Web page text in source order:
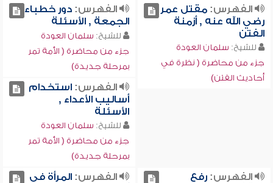
الفهرس:مقتل عمر
رضي الله عنه , أزمنة
الفتن
للشيخ: سلمان العودة
جزء من محاضرة ( نظرة في
أحاديث الفتن)
الفهرس:دور خطباء
الجمعة , الأسئلة
للشيخ: سلمان العودة
جزء من محاضرة ( الأمة تمر
بمرحلة جديدة)
الفهرس:استخدام
أساليب الأعداء ,
الأسئلة
للشيخ: سلمان العودة
جزء من محاضرة ( الأمة تمر
بمرحلة جديدة)
الفهرس:رفع
الفهرس:المرأة في